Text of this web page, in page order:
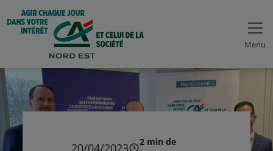
Menu
20/04/2023
2 min de